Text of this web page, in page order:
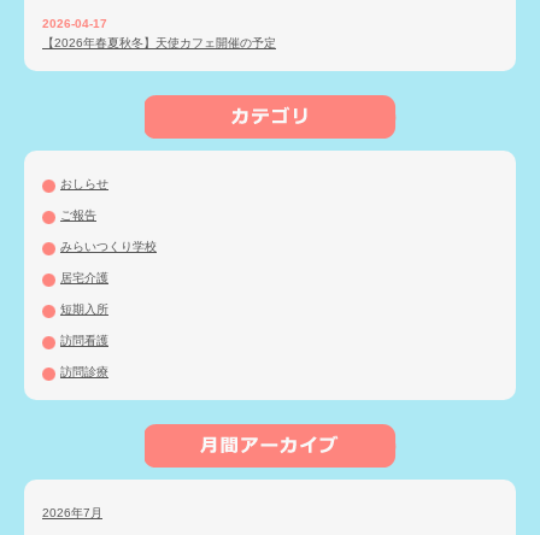
2026-04-17
【2026年春夏秋冬】天使カフェ開催の予定
おしらせ
ご報告
みらいつくり学校
居宅介護
短期入所
訪問看護
訪問診療
2026年7月